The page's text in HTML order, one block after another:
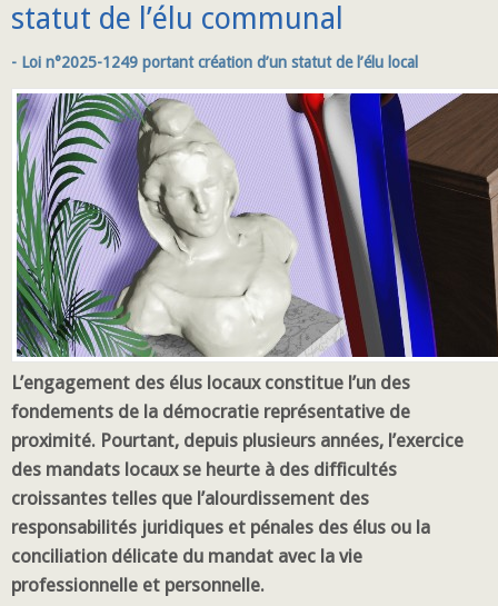
statut de l’élu communal
- Loi n°2025-1249 portant création d’un statut de l’élu local
L’engagement des élus locaux constitue l’un des
fondements de la démocratie représentative de
proximité. Pourtant, depuis plusieurs années, l’exercice
des mandats locaux se heurte à des difficultés
croissantes telles que l’alourdissement des
responsabilités juridiques et pénales des élus ou la
conciliation délicate du mandat avec la vie
professionnelle et personnelle.